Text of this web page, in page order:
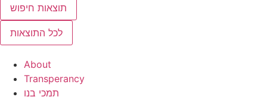
תוצאות חיפוש
לכל התוצאות
About
Transperancy
תמכי בנו